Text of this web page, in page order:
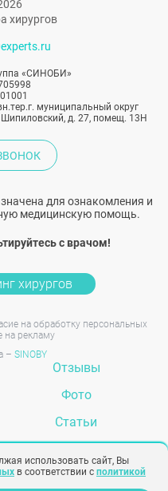
хирургов
«СИНОБИ»
муниципальный округ
д. 27, помещ. 13Н
для ознакомления и
медицинскую помощь.
с врачом!
хирургов
на обработку персональных
на рекламу
– SINOBY
Отзывы
Фото
Статьи
использовать сайт, Вы
в соответствии с политикой